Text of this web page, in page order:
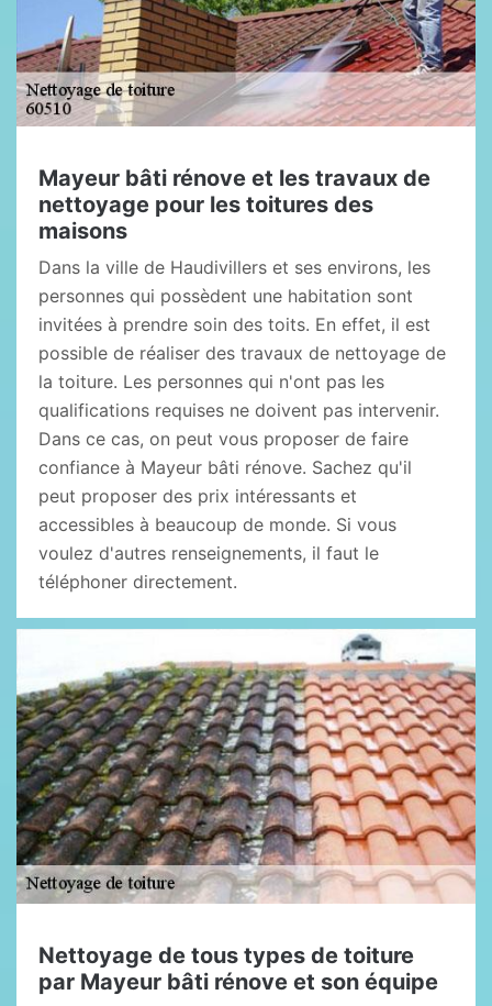
Mayeur bâti rénove et les travaux de
nettoyage pour les toitures des
maisons
Dans la ville de Haudivillers et ses environs, les
personnes qui possèdent une habitation sont
invitées à prendre soin des toits. En effet, il est
possible de réaliser des travaux de nettoyage de
la toiture. Les personnes qui n'ont pas les
qualifications requises ne doivent pas intervenir.
Dans ce cas, on peut vous proposer de faire
confiance à Mayeur bâti rénove. Sachez qu'il
peut proposer des prix intéressants et
accessibles à beaucoup de monde. Si vous
voulez d'autres renseignements, il faut le
téléphoner directement.
Nettoyage de tous types de toiture
par Mayeur bâti rénove et son équipe